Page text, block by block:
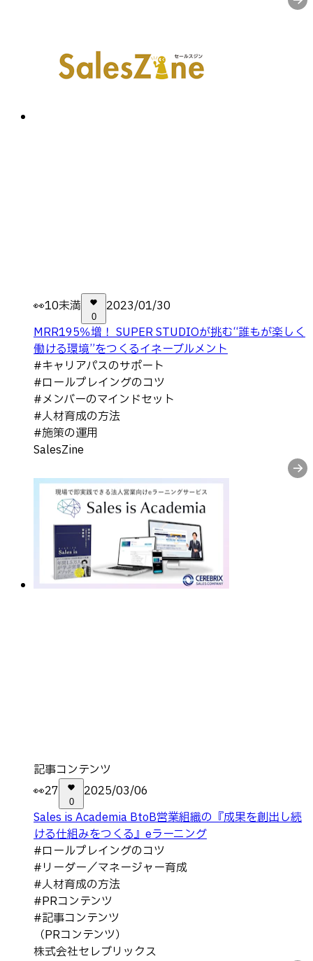
👀10未満
0
2023/01/30
MRR195％増！ SUPER STUDIOが挑む“誰もが楽しく
働ける環境”をつくるイネーブルメント
#キャリアパスのサポート
#ロールプレイングのコツ
#メンバーのマインドセット
#人材育成の方法
#施策の運用
SalesZine
記事コンテンツ
👀27
0
2025/03/06
Sales is Academia BtoB営業組織の『成果を創出し続
ける仕組みをつくる』eラーニング
#ロールプレイングのコツ
#リーダー／マネージャー育成
#人材育成の方法
#PRコンテンツ
#記事コンテンツ
（PRコンテンツ）
株式会社セレブリックス